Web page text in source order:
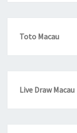
Toto Macau
Live Draw Macau